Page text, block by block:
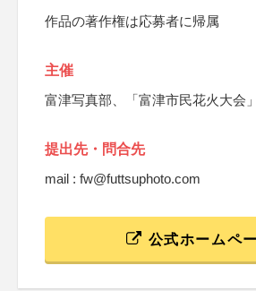
作品の著作権は応募者に帰属
主催
富津写真部、「富津市民花火大会
提出先・問合先
mail : fw@futtsuphoto.com
公式ホームペ